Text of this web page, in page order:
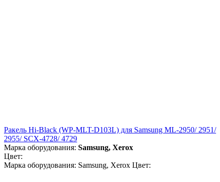
Ракель Hi-Black (WP-MLT-D103L) для Samsung ML-2950/ 2951/
2955/ SCX-4728/ 4729
Марка оборудования: Samsung, Xerox
Цвет:
Марка оборудования: Samsung, Xerox Цвет: